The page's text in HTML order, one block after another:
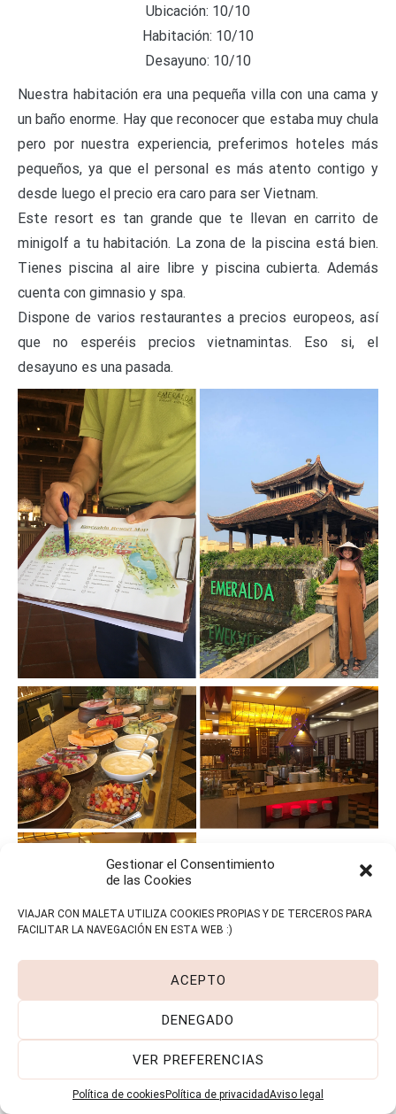
Gestionar el Consentimiento
de las Cookies
VIAJAR CON MALETA UTILIZA COOKIES PROPIAS Y DE TERCEROS PARA
FACILITAR LA NAVEGACIÓN EN ESTA WEB :)
ACEPTO
DENEGADO
VER PREFERENCIAS
Política de cookies Política de privacidadAviso legal
Ubicación: 10/10
Habitación: 10/10
Desayuno: 10/10
Nuestra habitación era una pequeña villa con una cama y
un baño enorme. Hay que reconocer que estaba muy chula
pero por nuestra experiencia, preferimos hoteles más
pequeños, ya que el personal es más atento contigo y
desde luego el precio era caro para ser Vietnam.
Este resort es tan grande que te llevan en carrito de
minigolf a tu habitación. La zona de la piscina está bien.
Tienes piscina al aire libre y piscina cubierta. Además
cuenta con gimnasio y spa.
Dispone de varios restaurantes a precios europeos, así
que no esperéis precios vietnamintas. Eso si, el
desayuno es una pasada.